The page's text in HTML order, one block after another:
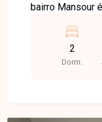
bairro Mansour
de banheiro
praticidade
ambientes,
2
Dorm.